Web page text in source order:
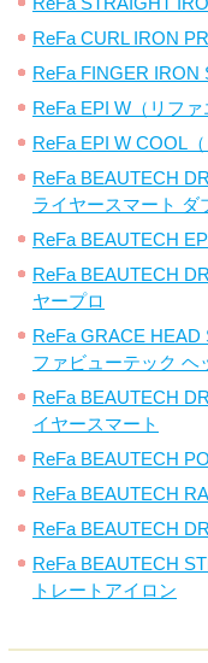
ReFa CURL IRON
ReFa FINGER IRON
ReFa EPI W（リファ
ReFa EPI W COOL
ReFa BEAUTECH
ライヤースマート ダ
ReFa BEAUTECH
ReFa BEAUTECH
ヤープロ
ReFa GRACE HEAD
ファビューテック ヘ
ReFa BEAUTECH
イヤースマート
ReFa BEAUTECH
ReFa BEAUTECH
ReFa BEAUTECH
ReFa BEAUTECH
トレートアイロン